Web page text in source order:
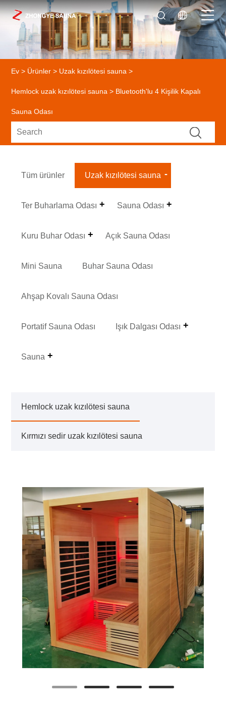
Ev > Ürünler > Uzak kızılötesi sauna >
Hemlock uzak kızılötesi sauna > Bluetooth'lu 4 Kişilik Kapalı
Sauna Odası
Tüm ürünler Uzak kızılötesi sauna
Ter Buharlama Odası Sauna Odası
Kuru Buhar Odası Açık Sauna Odası
Mini Sauna Buhar Sauna Odası
Ahşap Kovalı Sauna Odası
Portatif Sauna Odası Işık Dalgası Odası
Sauna
Hemlock uzak kızılötesi sauna
Kırmızı sedir uzak kızılötesi sauna